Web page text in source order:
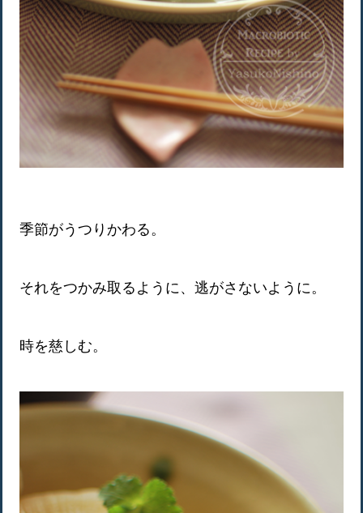
季節がうつりかわる。
それをつかみ取るように、逃がさないように。
時を慈しむ。